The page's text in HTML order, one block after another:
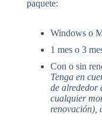
paquete:
Windows o
1 mes o 3
Con o sin
Tenga en
de alrededor
cualquier
renovación),